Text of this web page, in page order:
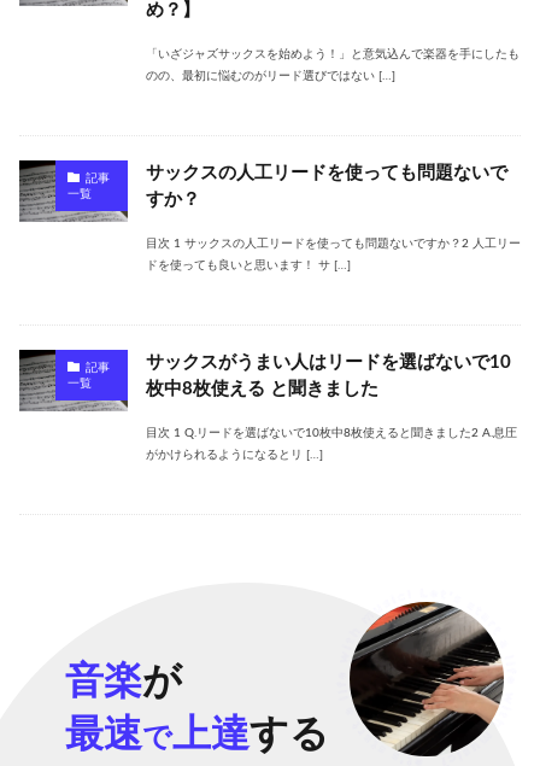
め？】
「いざジャズサックスを始めよう！」と意気込んで楽器を手にしたも
のの、最初に悩むのがリード選びではない […]
記事
一覧
サックスの人工リードを使っても問題ないで
すか？
目次 1 サックスの人工リードを使っても問題ないですか？2 人工リー
ドを使っても良いと思います！ サ […]
記事
一覧
サックスがうまい人はリードを選ばないで10
枚中8枚使える と聞きました
目次 1 Q.リードを選ばないで10枚中8枚使えると聞きました2 A.息圧
がかけられるようになるとリ […]
音楽が
最速で上達する